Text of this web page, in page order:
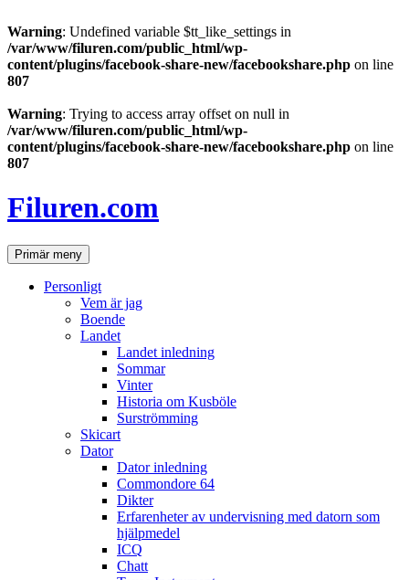
Warning: Undefined variable $tt_like_settings in
/var/www/filuren.com/public_html/wp-
content/plugins/facebook-share-new/facebookshare.php on line
807
Warning: Trying to access array offset on null in
/var/www/filuren.com/public_html/wp-
content/plugins/facebook-share-new/facebookshare.php on line
807
till
innehåll
Filuren.com
SökPrimär meny
Personligt
Vem är jag
Boende
Landet
Landet inledning
Sommar
Vinter
Historia om Kusböle
Surströmming
Skicart
Dator
Dator inledning
Commondore 64
Dikter
Erfarenheter av undervisning med datorn som
hjälpmedel
ICQ
Chatt